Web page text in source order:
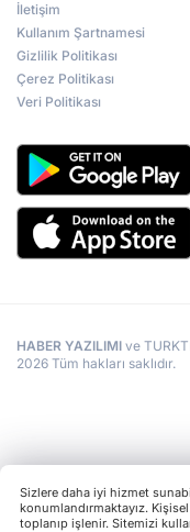
İletişim
Kullanım Şartnamesi
Gizlilik Politikası
Çerez Politikası
Veri Politikası
HABER YAZILIMI ve
2026 Tüm hakları saklıdır.
Sizlere daha iyi hizmet
konumlandırmaktayız.
toplanıp işlenir. Sitemizi